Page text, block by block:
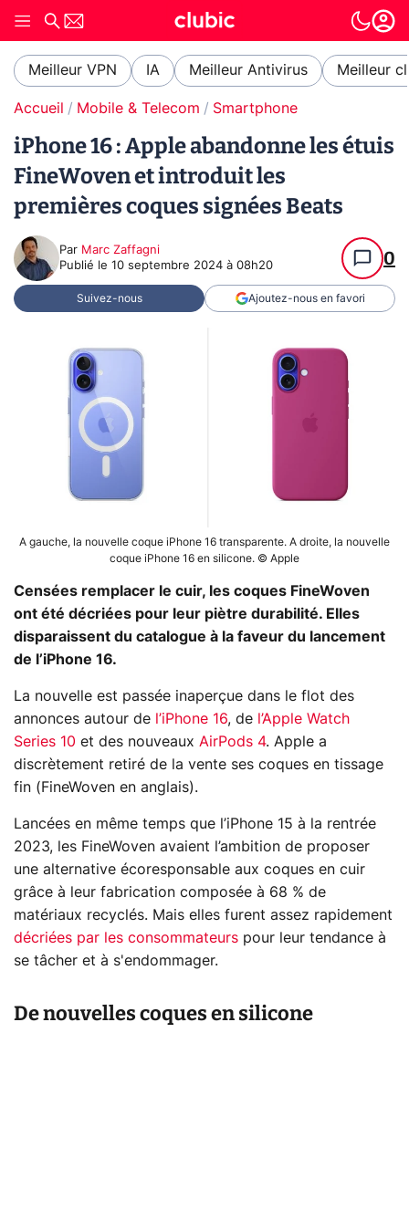
Meilleur VPN IA Meilleur Antivirus Meilleur
Accueil Mobile & Telecom Smartphone
iPhone 16 : Apple abandonne les étuis
FineWoven et introduit les
premières coques signées Beats
Par Marc Zaffagni
Publié le 10 septembre 2024 à 08h20 0
Suivez-nous Ajoutez-nous en favori
A gauche, la nouvelle coque iPhone 16 transparente. A droite, la nouvelle
coque iPhone 16 en silicone. © Apple
Censées remplacer le cuir, les coques FineWoven
ont été décriées pour leur piètre durabilité. Elles
disparaissent du catalogue à la faveur du lancement
de l’iPhone 16.
La nouvelle est passée inaperçue dans le flot des
annonces autour de l’iPhone 16, de l’Apple Watch
Series 10 et des nouveaux AirPods 4. Apple a
discrètement retiré de la vente ses coques en tissage
fin (FineWoven en anglais).
Lancées en même temps que l’iPhone 15 à la rentrée
2023, les FineWoven avaient l’ambition de proposer
une alternative écoresponsable aux coques en cuir
grâce à leur fabrication composée à 68 % de
matériaux recyclés. Mais elles furent assez rapidement
décriées par les consommateurs pour leur tendance à
se tâcher et à s'endommager.
De nouvelles coques en silicone